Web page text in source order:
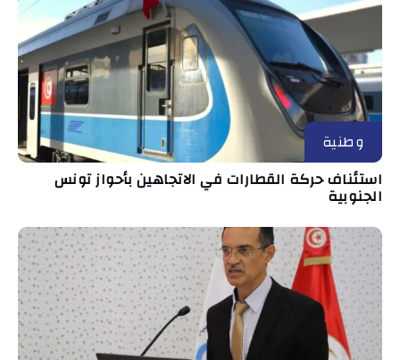
وطنية
استئناف حركة القطارات في الاتجاهين بأحواز تونس
الجنوبية